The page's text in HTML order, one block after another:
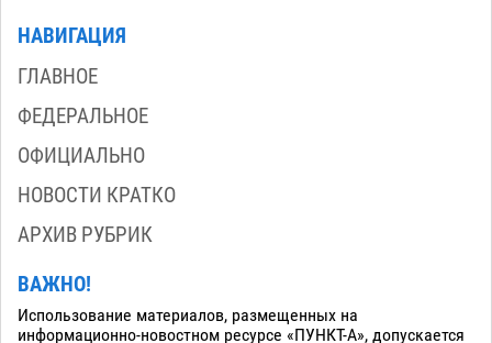
НАВИГАЦИЯ
ГЛАВНОЕ
ФЕДЕРАЛЬНОЕ
ОФИЦИАЛЬНО
НОВОСТИ КРАТКО
АРХИВ РУБРИК
ВАЖНО!
Использование материалов, размещенных на
информационно-новостном ресурсе «ПУНКТ-А», допускается